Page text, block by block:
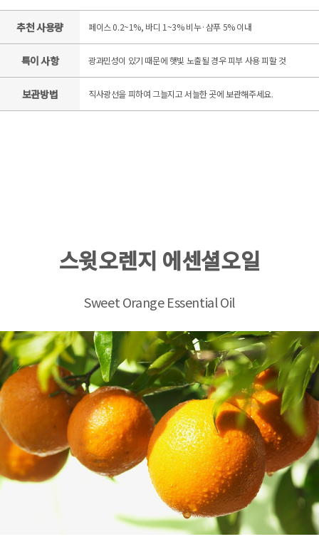
추천 사용량 페이스 0.2~1%, 바디 1~3% 비누·샴푸 5% 이내
특이 사항 광과민성이 있기 때문에 햇빛 노출될 경우 피부 사용 피할 것
보관방법 직사광선을 피하여 그늘지고 서늘한 곳에 보관해주세요.
스윗오렌지 에센셜오일
Sweet Orange Essential Oil